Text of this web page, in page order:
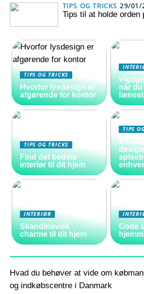
TIPS OG TRICKS 29/01/
Tips til at holde orden
TIPS OG TRICKS
Hvorfor lysdesign er
afgørende for kontor
når
TIPS OG TRICKS
Find det bedste
interiør til dit hjem
TIPS
design
INTERIØR
Skandinavisk
charme til dit hjem
Gode
Hvad du behøver at vide om
og indkøbscentre i Danmark